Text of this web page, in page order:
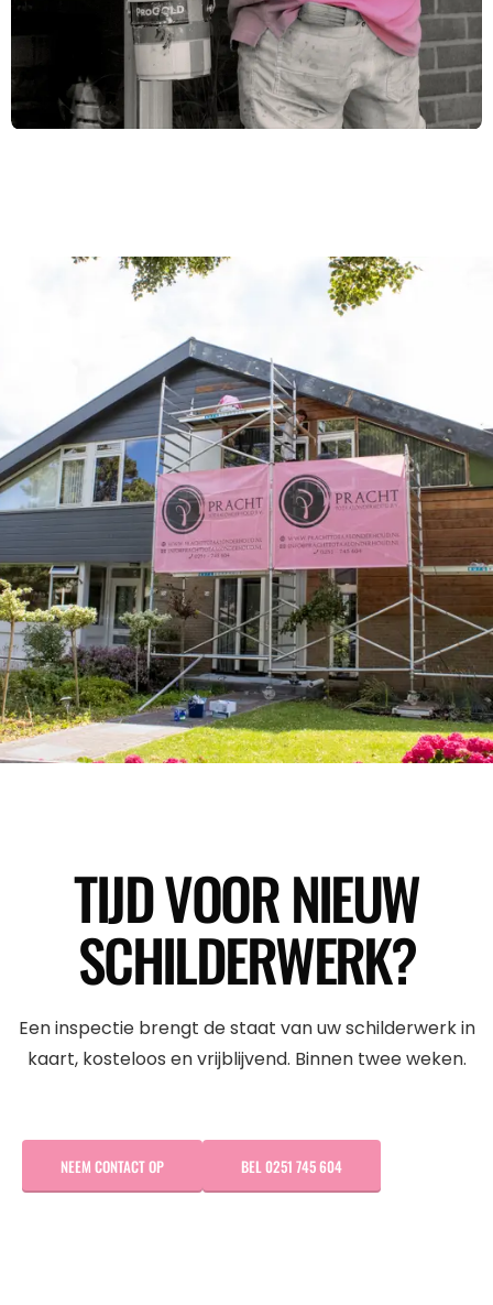
TIJD VOOR NIEUW
SCHILDERWERK?
Een inspectie brengt de staat van uw schilderwerk in
kaart, kosteloos en vrijblijvend. Binnen twee weken.
NEEM CONTACT OP BEL 0251 745 604